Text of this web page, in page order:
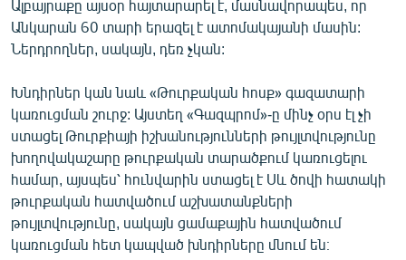
Ալբայրաքը այսօր հայտարարել է, մասնավորապես, որ
Անկարան 60 տարի երազել է ատոմակայանի մասին:
Ներդրողներ, սակայն, դեռ չկան:
Խնդիրներ կան նաև «Թուրքական հոսք» գազատարի
կառուցման շուրջ: Այստեղ «Գազպրոմ»-ը մինչ օրս էլ չի
ստացել Թուրքիայի իշխանությունների թույլտվությունը
խողովակաշարը թուրքական տարածքում կառուցելու
համար, այսպես՝ հունվարին ստացել է Սև ծովի հատակի
թուրքական հատվածում աշխատանքների
թույլտվությունը, սակայն ցամաքային հատվածում
կառուցման հետ կապված խնդիրները մնում են։